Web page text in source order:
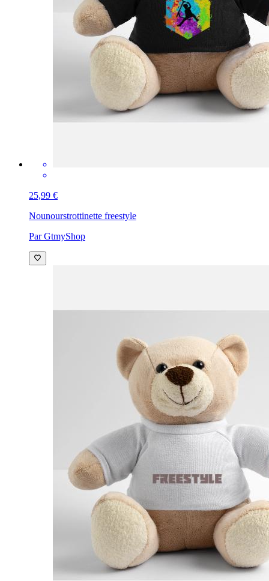
25,99 €
Nounourstrottinette freestyle
Par GtmyShop